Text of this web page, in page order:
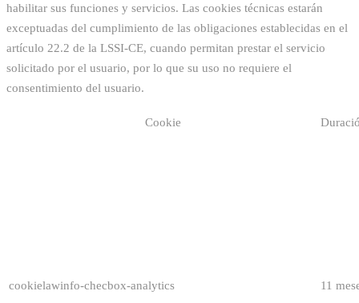
habilitar sus funciones y servicios. Las cookies técnicas estarán
exceptuadas del cumplimiento de las obligaciones establecidas en el
artículo 22.2 de la LSSI-CE, cuando permitan prestar el servicio
solicitado por el usuario, por lo que su uso no requiere el
consentimiento del usuario.
Cookie
cookielawinfo-checbox-analytics 11